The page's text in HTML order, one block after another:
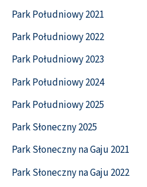
Park Południowy 2021
Park Południowy 2022
Park Południowy 2023
Park Południowy 2024
Park Południowy 2025
Park Słoneczny 2025
Park Słoneczny na Gaju 2021
Park Słoneczny na Gaju 2022